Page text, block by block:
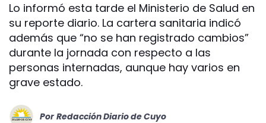
Lo informó esta tarde el Ministerio de Salud en
su reporte diario. La cartera sanitaria indicó
además que “no se han registrado cambios”
durante la jornada con respecto a las
personas internadas, aunque hay varios en
grave estado.
Por Redacción Diario de Cuyo